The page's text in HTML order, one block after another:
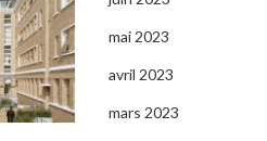
mai 2023
avril 2023
mars 2023